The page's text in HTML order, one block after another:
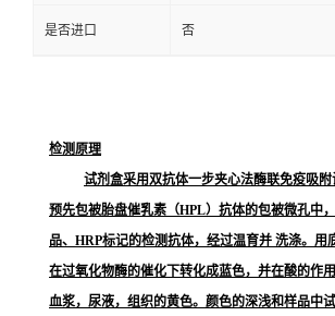
是否进口 否
检测原理
试剂盒采用双抗体一步夹心法酶联免疫吸
预先包被胎盘催乳素（HPL）抗体的包被微孔中
品、HRP标记的检测抗体，经过温育并 洗涤。
在过氧化物酶的催化下转化成蓝色，并在酸的作
血浆，尿液，组织的黄色。颜色的深浅和样品中